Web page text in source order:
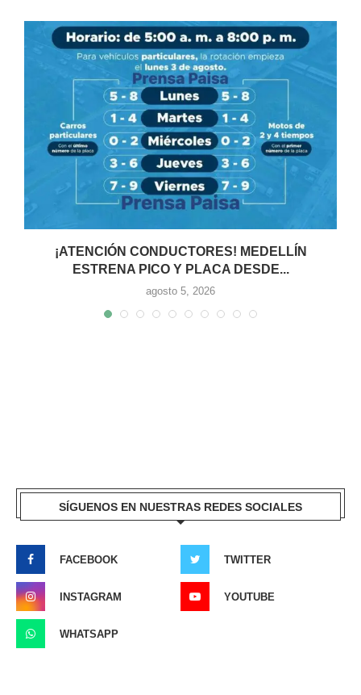
¡ATENCIÓN CONDUCTORES! MEDELLÍN
ESTRENA PICO Y PLACA DESDE...
agosto 5, 2026
SÍGUENOS EN NUESTRAS REDES SOCIALES
FACEBOOK TWITTER
INSTAGRAM YOUTUBE
WHATSAPP